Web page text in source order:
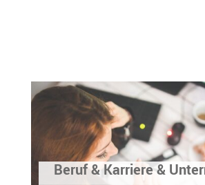
Beruf & Karriere &